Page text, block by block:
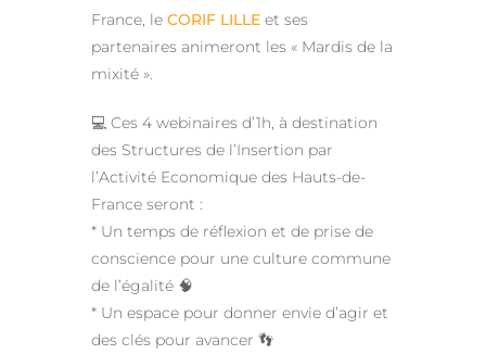
France, le CORIF LILLE et ses
partenaires animeront les « Mardis de la
mixité ».
💻 Ces 4 webinaires d’1h, à destination
des Structures de l’Insertion par
l’Activité Economique des Hauts-de-
France seront :
* Un temps de réflexion et de prise de
conscience pour une culture commune
de l’égalité 🧠
* Un espace pour donner envie d’agir et
des clés pour avancer 👣